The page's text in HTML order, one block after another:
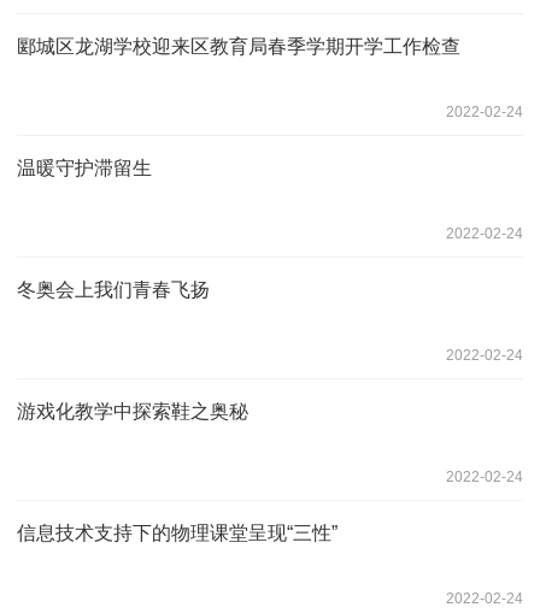
郾城区龙湖学校迎来区教育局春季学期开学工作检查
2022-02-24
温暖守护滞留生
2022-02-24
冬奥会上我们青春飞扬
2022-02-24
游戏化教学中探索鞋之奥秘
2022-02-24
信息技术支持下的物理课堂呈现“三性”
2022-02-24